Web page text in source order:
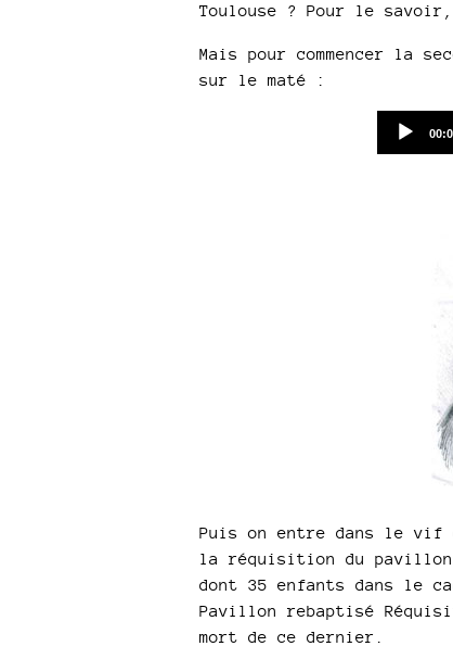
Toulouse ? Pour le
Mais pour commencer la
sur le maté :
Puis on entre dans le vif
la réquisition du pavillon
dont 35 enfants dans le
Pavillon rebaptisé
mort de ce dernier.